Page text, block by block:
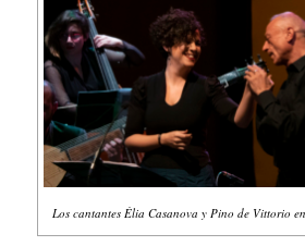
Los cantantes Èlia Casanova y Pino de Vittorio